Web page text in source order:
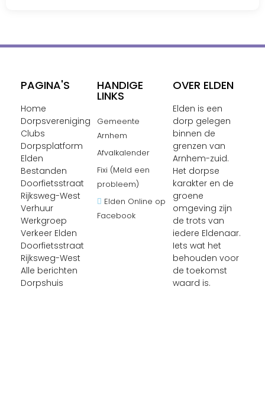
PAGINA'S
Home
Dorpsvereniging
Clubs
Dorpsplatform
Elden
Bestanden
Doorfietsstraat
Rijksweg-West
Verhuur
Werkgroep
Verkeer Elden
Doorfietsstraat
Rijksweg-West
Alle berichten
Dorpshuis
HANDIGE
LINKS
Gemeente
Arnhem
Afvalkalender
Fixi (Meld een
probleem)
Elden Online op
Facebook
OVER ELDEN
Elden is een
dorp gelegen
binnen de
grenzen van
Arnhem-zuid.
Het dorpse
karakter en de
groene
omgeving zijn
de trots van
iedere Eldenaar.
Iets wat het
behouden voor
de toekomst
waard is.